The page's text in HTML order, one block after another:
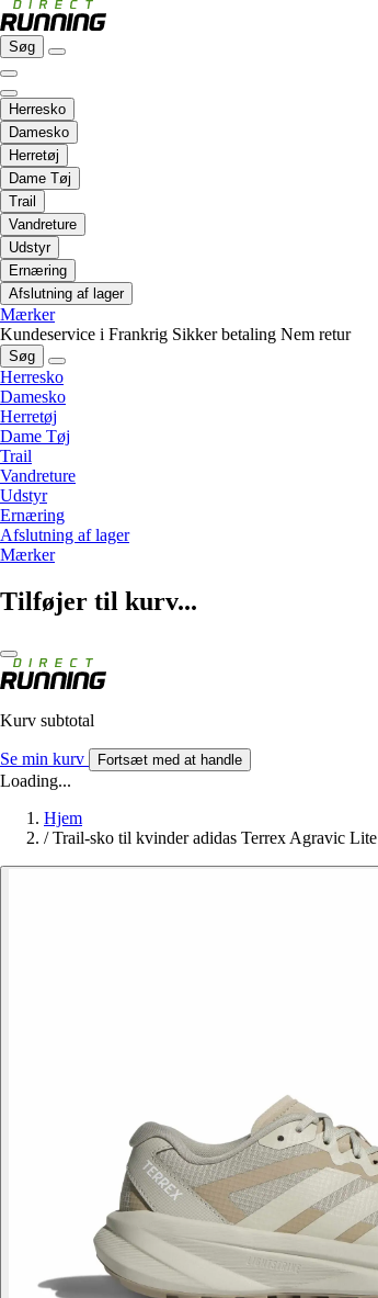
Søg
Herresko
Damesko
Herretøj
Dame Tøj
Trail
Vandreture
Udstyr
Ernæring
Afslutning af lager
Mærker
Kundeservice i Frankrig Sikker betaling Nem retur
Søg
Herresko
Damesko
Herretøj
Dame Tøj
Trail
Vandreture
Udstyr
Ernæring
Afslutning af lager
Mærker
Tilføjer til kurv...
Kurv subtotal
Se min kurv Fortsæt med at handle
Loading...
Hjem
/ Trail-sko til kvinder adidas Terrex Agravic Lite